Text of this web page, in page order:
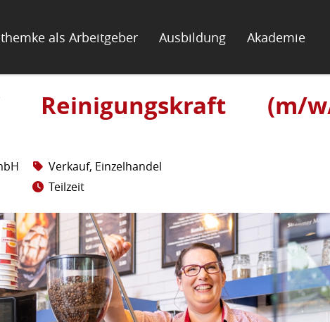
als Arbeitgeber Ausbildung Akademie
(m/
Verkauf, Einzelhandel
Teilzeit